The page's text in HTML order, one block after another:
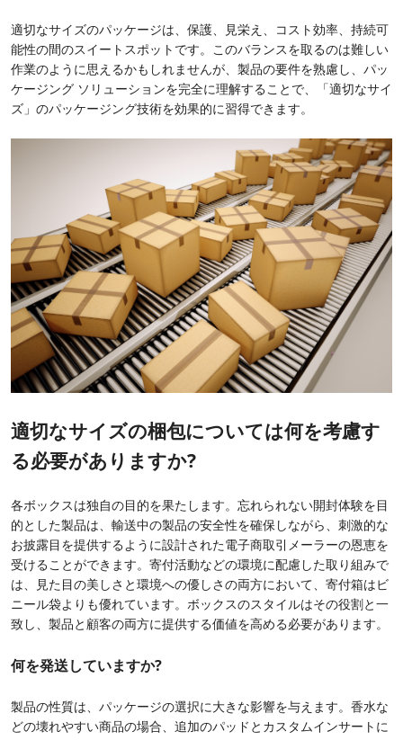
適切なサイズのパッケージは、保護、見栄え、コスト効率、持続可
能性の間のスイートスポットです。このバランスを取るのは難しい
作業のように思えるかもしれませんが、製品の要件を熟慮し、パッ
ケージング ソリューションを完全に理解することで、「適切なサイ
ズ」のパッケージング技術を効果的に習得できます。
適切なサイズの梱包については何を考慮す
る必要がありますか?
各ボックスは独自の目的を果たします。忘れられない開封体験を目
的とした製品は、輸送中の製品の安全性を確保しながら、刺激的な
お披露目を提供するように設計された電子商取引メーラーの恩恵を
受けることができます。寄付活動などの環境に配慮した取り組みで
は、見た目の美しさと環境への優しさの両方において、寄付箱はビ
ニール袋よりも優れています。ボックスのスタイルはその役割と一
致し、製品と顧客の両方に提供する価値を高める必要があります。
何を発送していますか?
製品の性質は、パッケージの選択に大きな影響を与えます。香水な
どの壊れやすい商品の場合、追加のパッドとカスタムインサートに